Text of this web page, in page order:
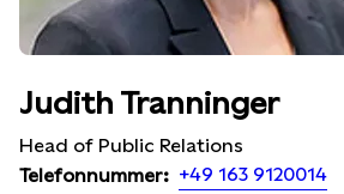
Judith Tranninger
Head of Public Relations
Telefonnummer: +49 163 9120014